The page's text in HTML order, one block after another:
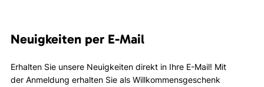
Neuigkeiten per E-Mail
Erhalten Sie unsere Neuigkeiten direkt in Ihre E-Mail! Mit
der Anmeldung erhalten Sie als Willkommensgeschenk